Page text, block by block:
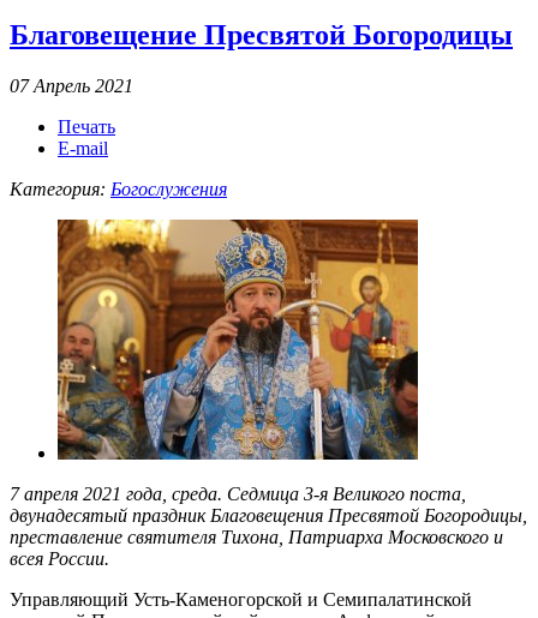
Благовещение Пресвятой Богородицы
07 Апрель 2021
Печать
E-mail
Категория: Богослужения
7 апреля 2021 года, среда. Седмица 3-я Великого поста,
двунадесятый праздник Благовещения Пресвятой Богородицы,
преставление святителя Тихона, Патриарха Московского и
всея России.
Управляющий Усть-Каменогорской и Семипалатинской